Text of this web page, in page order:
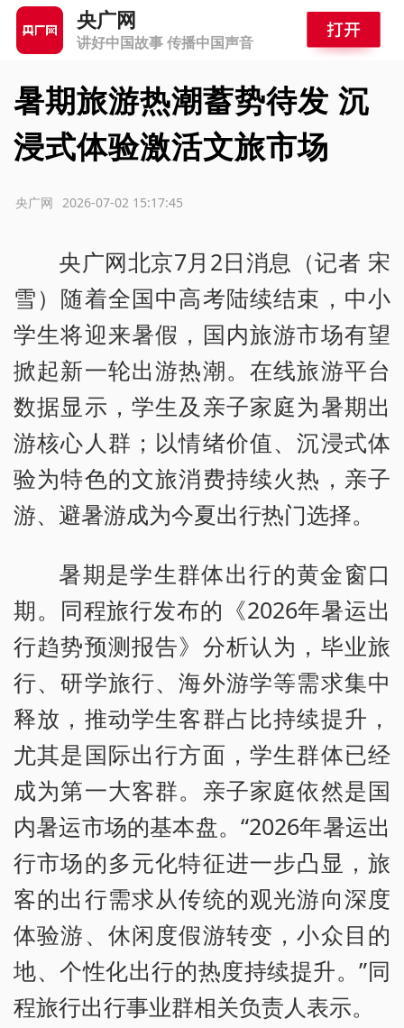
央广网
讲好中国故事 传播中国声音
暑期旅游热潮蓄势待发 沉
浸式体验激活文旅市场
2026-07-02 15:17:45
央广网
央广网北京7月2日消息（记者 宋
雪）随着全国中高考陆续结束，中小
学生将迎来暑假，国内旅游市场有望
掀起新一轮出游热潮。在线旅游平台
数据显示，学生及亲子家庭为暑期出
游核心人群；以情绪价值、沉浸式体
验为特色的文旅消费持续火热，亲子
游、避暑游成为今夏出行热门选择。
暑期是学生群体出行的黄金窗口
期。同程旅行发布的《2026年暑运出
行趋势预测报告》分析认为，毕业旅
行、研学旅行、海外游学等需求集中
释放，推动学生客群占比持续提升，
尤其是国际出行方面，学生群体已经
成为第一大客群。亲子家庭依然是国
内暑运市场的基本盘。“2026年暑运出
行市场的多元化特征进一步凸显，旅
客的出行需求从传统的观光游向深度
体验游、休闲度假游转变，小众目的
地、个性化出行的热度持续提升。”同
程旅行出行事业群相关负责人表示。